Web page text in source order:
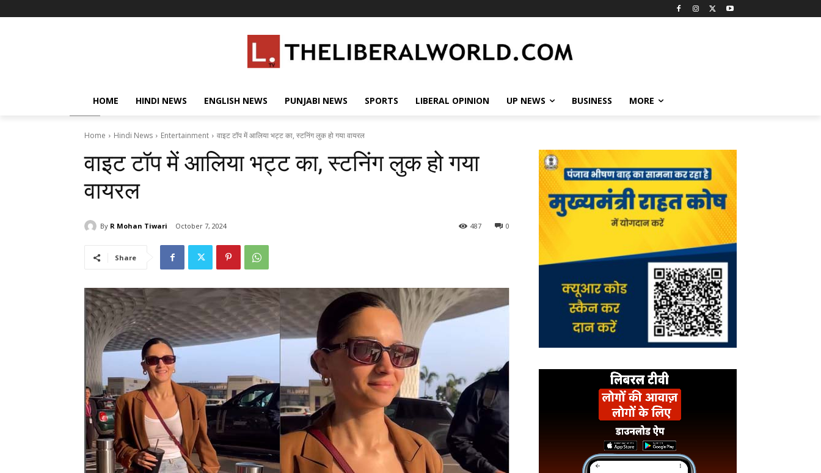
HOME HINDI NEWS ENGLISH NEWS PUNJABI NEWS SPORTS LIBERAL OPINION UP NEWS BUSINESS MORE
Home Hindi News Entertainment वाइट टॉप में आलिया भट्ट का, स्टनिंग लुक हो गया वायरल
वाइट टॉप में आलिया भट्ट का, स्टनिंग लुक हो गया
वायरल
By R Mohan Tiwari October 7, 2024 0
487
Share